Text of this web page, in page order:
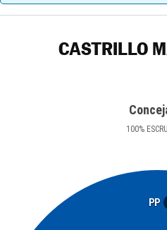
CASTRILLO
100%
PP